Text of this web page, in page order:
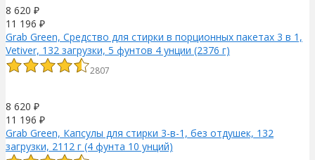
8 620 ₽
11 196 ₽
Grab Green, Средство для стирки в порционных пакетах 3 в 1,
Vetiver, 132 загрузки, 5 фунтов 4 унции (2376 г)
2807
8 620 ₽
11 196 ₽
Grab Green, Капсулы для стирки 3-в-1, без отдушек, 132
загрузки, 2112 г (4 фунта 10 унций)